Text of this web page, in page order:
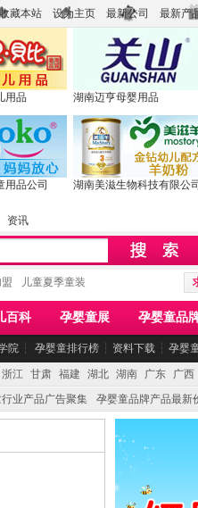
收藏本站 设为主页 最新公司 最新产
用品 湖南迈亨母婴用品
用品公司 湖南美滋生物科技有限公司
资讯
儿童夏季童装
百科 孕婴童展 孕婴童品
院 ┆ 孕婴童排行榜 ┆ 资料下载 ┆ 孕婴
浙江 甘肃 福建 湖北 湖南 广东 广西
业产品广告聚集 孕婴童品牌产品最新